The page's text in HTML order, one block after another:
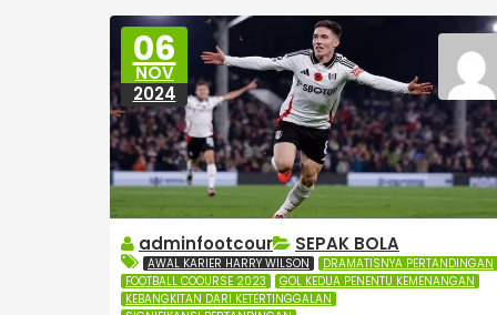
06
NOV
2024
adminfootcour SEPAK BOLA
AWAL KARIER HARRY WILSON
DRAMATISNYA PERTANDINGAN
FOOTBALL COOURSE 2023
GOL KEDUA PENENTU KEMENANGAN
KEBANGKITAN DARI KETERTINGGALAN